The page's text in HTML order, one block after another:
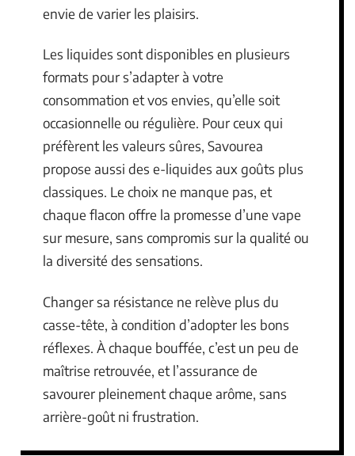
envie de varier les plaisirs.
Les liquides sont disponibles en plusieurs
formats pour s’adapter à votre
consommation et vos envies, qu’elle soit
occasionnelle ou régulière. Pour ceux qui
préfèrent les valeurs sûres, Savourea
propose aussi des e-liquides aux goûts plus
classiques. Le choix ne manque pas, et
chaque flacon offre la promesse d’une vape
sur mesure, sans compromis sur la qualité ou
la diversité des sensations.
Changer sa résistance ne relève plus du
casse-tête, à condition d’adopter les bons
réflexes. À chaque bouffée, c’est un peu de
maîtrise retrouvée, et l’assurance de
savourer pleinement chaque arôme, sans
arrière-goût ni frustration.